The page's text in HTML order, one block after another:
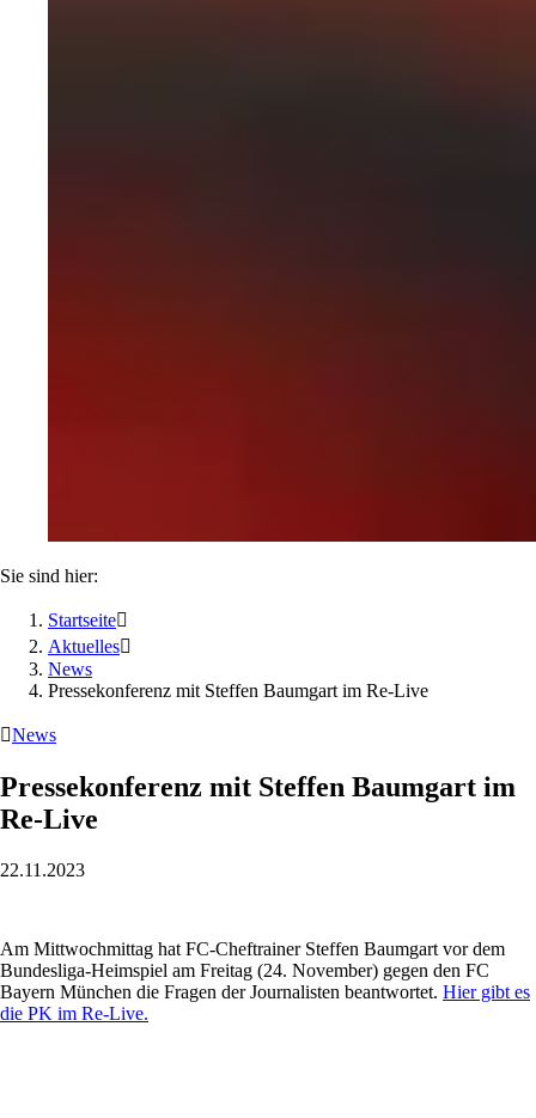
Sie sind hier:
Startseite
Aktuelles
News
Pressekonferenz mit Steffen Baumgart im Re-Live
News
Pressekonferenz mit Steffen Baumgart im
Re-Live
22.11.2023
Am Mittwochmittag hat FC-CheftrainerSteffen Baumgart vor dem
Bundesliga-Heimspiel am Freitag (24. November) gegen den FC
Bayern München die Fragen der Journalisten beantwortet. Hier gibt es
die PK im Re-Live.